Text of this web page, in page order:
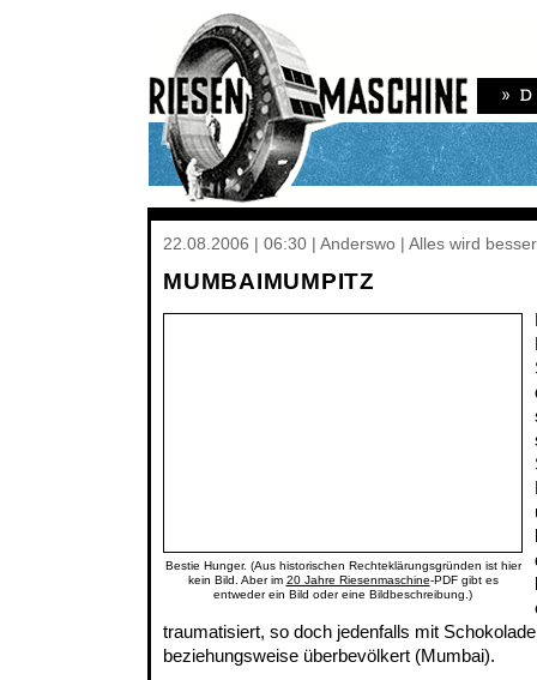
22.08.2006 | 06:30 | Anderswo | Alles wird besser
MUMBAIMUMPITZ
Bestie Hunger. (Aus historischen Rechteklärungsgründen ist hier
kein Bild. Aber im 20 Jahre Riesenmaschine-PDF gibt es
entweder ein Bild oder eine Bildbeschreibung.)
traumatisiert, so doch jedenfalls mit
beziehungsweise überbevölkert (Mumbai).